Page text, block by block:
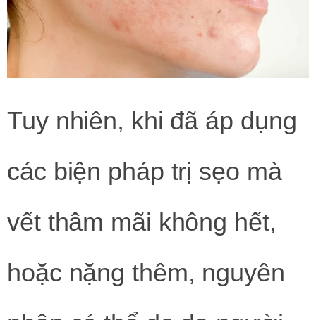
Tuy nhiên, khi đã áp dụng
các biện pháp trị sẹo mà
vết thâm mãi không hết,
hoặc nặng thêm, nguyên